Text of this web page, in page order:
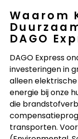
Waarom
DAGO
DAGO Express
investeringen in
alleen
energie bij onze
die
transporten.